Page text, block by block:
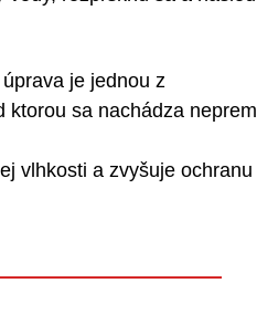
je jednou z
ktorou sa nachádza
vlhkosti a zvyšuje